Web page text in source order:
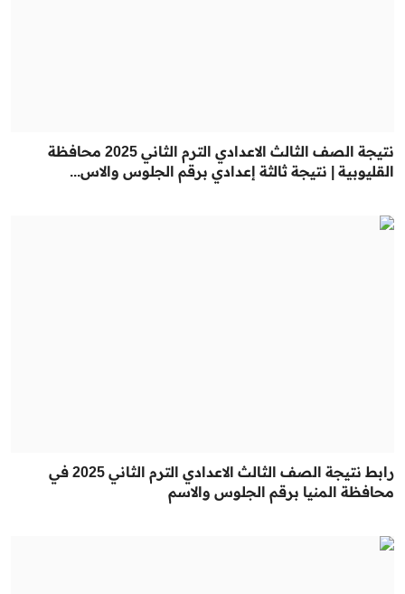
نتيجة الصف الثالث الاعدادي الترم الثاني 2025 محافظة
القليوبية | نتيجة ثالثة إعدادي برقم الجلوس والاس...
رابط نتيجة الصف الثالث الاعدادي الترم الثاني 2025 في
محافظة المنيا برقم الجلوس والاسم